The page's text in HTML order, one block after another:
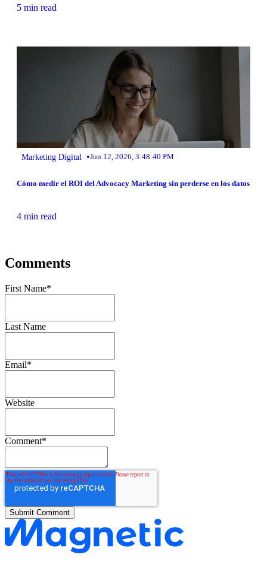
5 min read
Marketing Digital •Jun 12, 2026, 3:48:40 PM
Cómo medir el ROI del Advocacy Marketing sin perderse en los datos
4 min read
Comments
First Name*
Last Name
Email*
Website
Comment*